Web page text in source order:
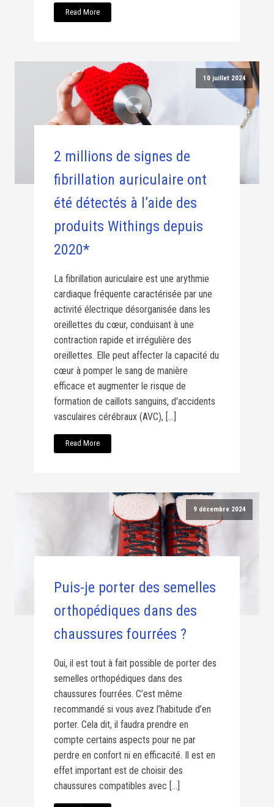
Read More
10 juillet 2024
2 millions de signes de
fibrillation auriculaire ont
été détectés à l’aide des
produits Withings depuis
2020*
La fibrillation auriculaire est une arythmie
cardiaque fréquente caractérisée par une
activité électrique désorganisée dans les
oreillettes du cœur, conduisant à une
contraction rapide et irrégulière des
oreillettes. Elle peut affecter la capacité du
cœur à pomper le sang de manière
efficace et augmenter le risque de
formation de caillots sanguins, d'accidents
vasculaires cérébraux (AVC), […]
Read More
9 décembre 2024
Puis-je porter des semelles
orthopédiques dans des
chaussures fourrées ?
Oui, il est tout à fait possible de porter des
semelles orthopédiques dans des
chaussures fourrées. C’est même
recommandé si vous avez l’habitude d’en
porter. Cela dit, il faudra prendre en
compte certains aspects pour ne par
perdre en confort ni en efficacité. Il est en
effet important est de choisir des
chaussures compatibles avec […]